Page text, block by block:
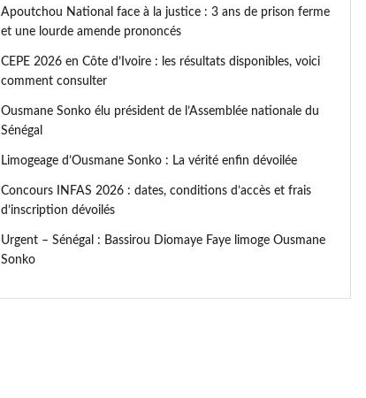
Apoutchou National face à la justice : 3 ans de prison ferme
et une lourde amende prononcés
CEPE 2026 en Côte d’Ivoire : les résultats disponibles, voici
comment consulter
Ousmane Sonko élu président de l’Assemblée nationale du
Sénégal
Limogeage d’Ousmane Sonko : La vérité enfin dévoilée
Concours INFAS 2026 : dates, conditions d’accès et frais
d’inscription dévoilés
Urgent – Sénégal : Bassirou Diomaye Faye limoge Ousmane
Sonko